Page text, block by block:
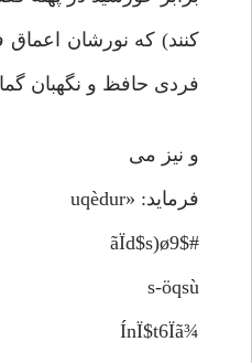
کنند) که نورشان
فردی حافظ و نگهبان
و نیز می
فرماید: «uqèdur
ãÏd$s)ø9$#
s-öqsù
¾ÍnÏ$t6Ïã